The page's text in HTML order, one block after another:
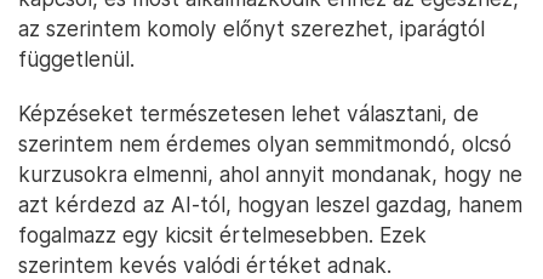
az szerintem komoly előnyt szerezhet, iparágtól
függetlenül.
Képzéseket természetesen lehet választani, de
szerintem nem érdemes olyan semmitmondó, olcsó
kurzusokra elmenni, ahol annyit mondanak, hogy ne
azt kérdezd az AI-tól, hogyan leszel gazdag, hanem
fogalmazz egy kicsit értelmesebben. Ezek
szerintem kevés valódi értéket adnak.